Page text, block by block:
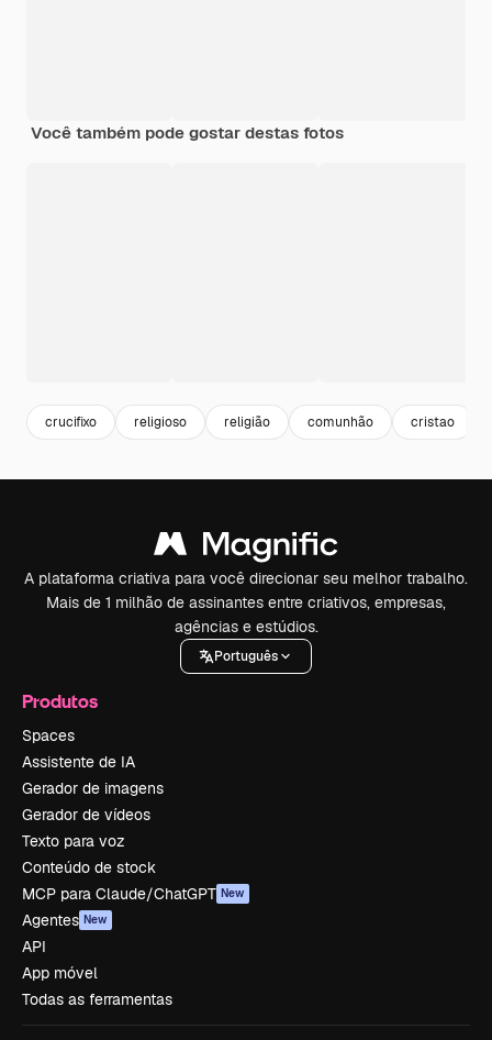
Você também pode gostar destas fotos
crucifixo religioso religião comunhão cristao
A plataforma criativa para você direcionar seu melhor trabalho.
Mais de 1 milhão de assinantes entre criativos, empresas,
agências e estúdios.
Português
Produtos
Spaces
Assistente de IA
Gerador de imagens
Gerador de vídeos
Texto para voz
Conteúdo de stock
MCP para Claude/ChatGPT New
Agentes New
API
App móvel
Todas as ferramentas